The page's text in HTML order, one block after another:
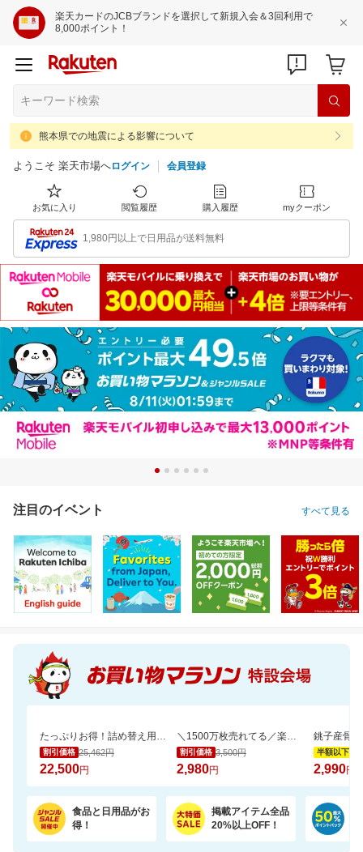
楽天カードのJCBブランドを選択して新規入会＆3回利用で
8,000ポイント！
熊本県での地震による影響について
ようこそ 楽天市場へログイン 会員登録
お気に入り 閲覧履歴 購入履歴 myクーポン
1,980円以上で日用品が送料無料
注目のイベント すべて見る
たっぷりお得！詰め替え用ペレッティー10L 超大容量BOX ペット消臭スプレーおまけ付き
割引価格 25,462円
22,500円
＼1500万枚売れてる／楽天1位リピ多数★ふかふかホテルタオル4枚セットが20周年SALE！
割引価格 3,500円
2,980円
半額以下
2,990円
食品と日用品がお
得！
掲載アイテム全品
20%以上OFF！